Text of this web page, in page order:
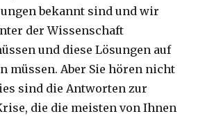
bekannt sind und wir
der Wissenschaft
und diese Lösungen auf
müssen. Aber Sie hören nicht
sind die Antworten zur
die die meisten von Ihnen